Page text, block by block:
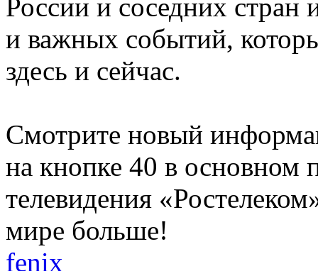
России и соседних стран
и важных событий,
здесь и сейчас.
Смотрите новый
на кнопке 40 в основном
телевидения
мире больше!
fenix